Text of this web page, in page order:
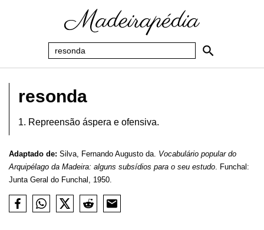
resonda
1. Repreensão áspera e ofensiva.
Adaptado de: Silva, Fernando Augusto da. Vocabulário popular do
Arquipélago da Madeira: alguns subsídios para o seu estudo. Funchal:
Junta Geral do Funchal, 1950.